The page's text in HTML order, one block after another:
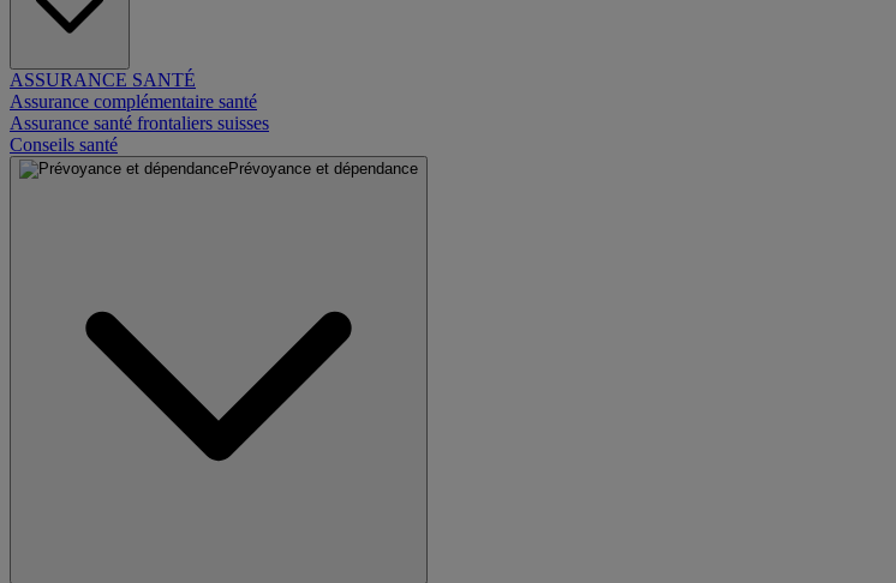
ASSURANCE SANTÉ
Assurance complémentaire santé
Assurance santé frontaliers suisses
Conseils santé
Prévoyance et dépendance